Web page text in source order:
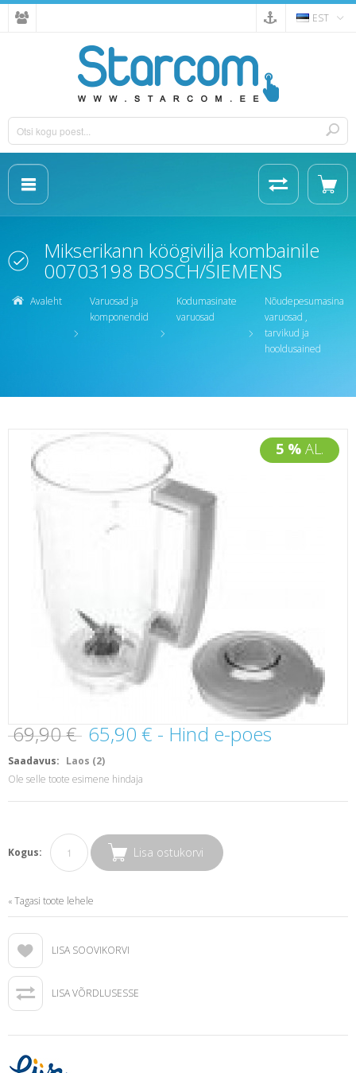
EST
Mikserikann köögivilja kombainile
00703198 BOSCH/SIEMENS
Avaleht
Varuosad ja
komponendid
Kodumasinate
varuosad
Nõudepesumasina
varuosad ,
tarvikud ja
hooldusained
5 % AL.
69,90 € 65,90 € - Hind e-poes
Saadavus: Laos (2)
Ole selle toote esimene hindaja
Kogus: Lisa ostukorvi
« Tagasi toote lehele
LISA SOOVIKORVI
LISA VÕRDLUSESSE